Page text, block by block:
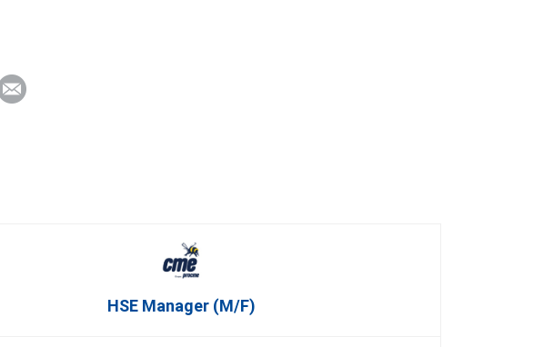
HSE Manager (m/f)